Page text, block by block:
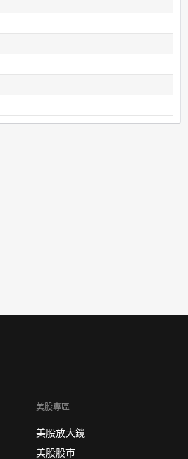
美股專區
美股放大鏡
美股股市